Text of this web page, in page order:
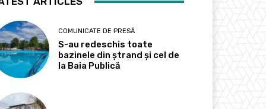
COMUNICATE DE PRESĂ
S-au redeschis toate
bazinele din ștrand și cel de
la Baia Publică